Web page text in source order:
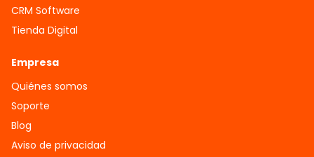
CRM Software
Tienda Digital
Empresa
Quiénes somos
Soporte
Blog
Aviso de privacidad